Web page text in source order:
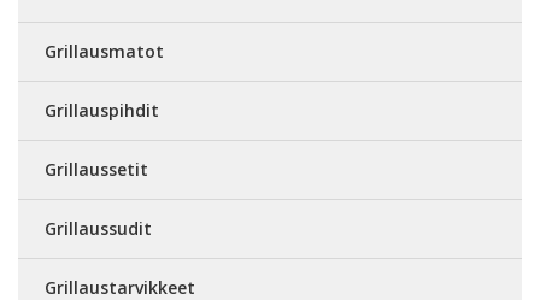
Grillausmatot
Grillauspihdit
Grillaussetit
Grillaussudit
Grillaustarvikkeet